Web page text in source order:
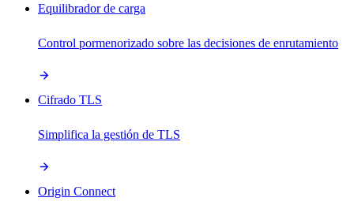
Equilibrador de carga
Control pormenorizado sobre las decisiones de enrutamiento
Cifrado TLS
Simplifica la gestión de TLS
Origin Connect